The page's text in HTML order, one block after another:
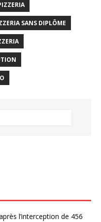
SANS DIPLÔME
l’interception de 456